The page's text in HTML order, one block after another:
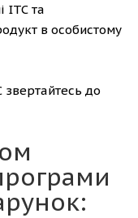
ІТС та
в особистому
звертайтесь до